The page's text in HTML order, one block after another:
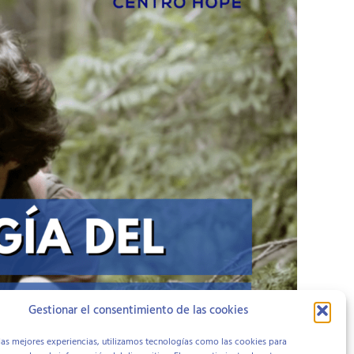
Gestionar el consentimiento de las cookies
mejores experiencias, utilizamos tecnologías como las cookies para